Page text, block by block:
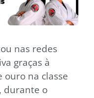
nas redes
graças à
na classe
durante o